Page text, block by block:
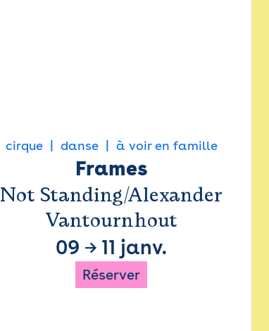
cirque danse à voir en famille
Frames
Not Standing/Alexander
Vantournhout
09 → 11 janv.
Réserver